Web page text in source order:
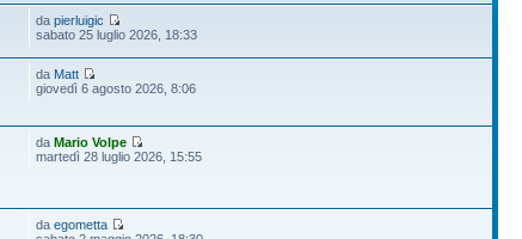
dapierluigic
sabato 25 luglio 2026, 18:33
da Matt
giovedì 6 agosto 2026, 8:06
daMario Volpe
martedì 28 luglio 2026, 15:55
daegometta